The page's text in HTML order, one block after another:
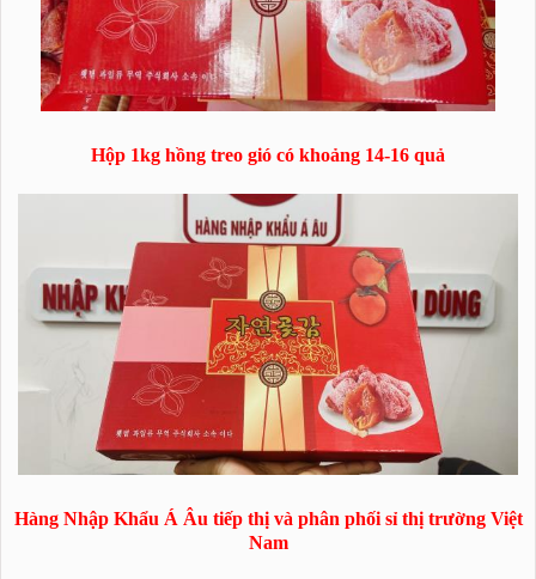
Hộp 1kg hồng treo gió có khoảng 14-16 quả
Hàng Nhập Khẩu Á Âu tiếp thị và phân phối sỉ thị trường Việt
Nam